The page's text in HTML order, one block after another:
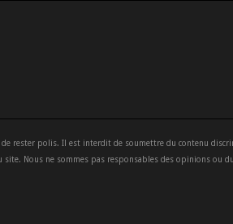
de rester polis. Il est interdit de soumettre du contenu
site. Nous ne sommes pas responsables des opinions ou